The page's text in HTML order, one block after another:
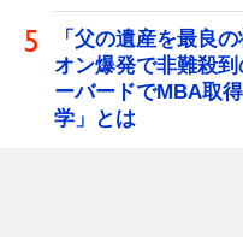
「父の遺産を最良
オン爆発で非難殺
ーバードでMBA取
学」とは